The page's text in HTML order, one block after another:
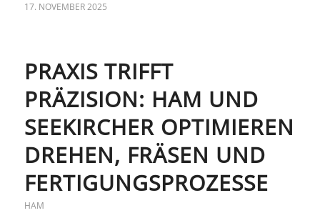
17. NOVEMBER 2025
PRAXIS TRIFFT
PRÄZISION: HAM UND
SEEKIRCHER OPTIMIEREN
DREHEN, FRÄSEN UND
FERTIGUNGSPROZESSE
HAM